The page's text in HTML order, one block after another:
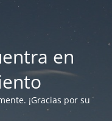
en
¡Gracias por su